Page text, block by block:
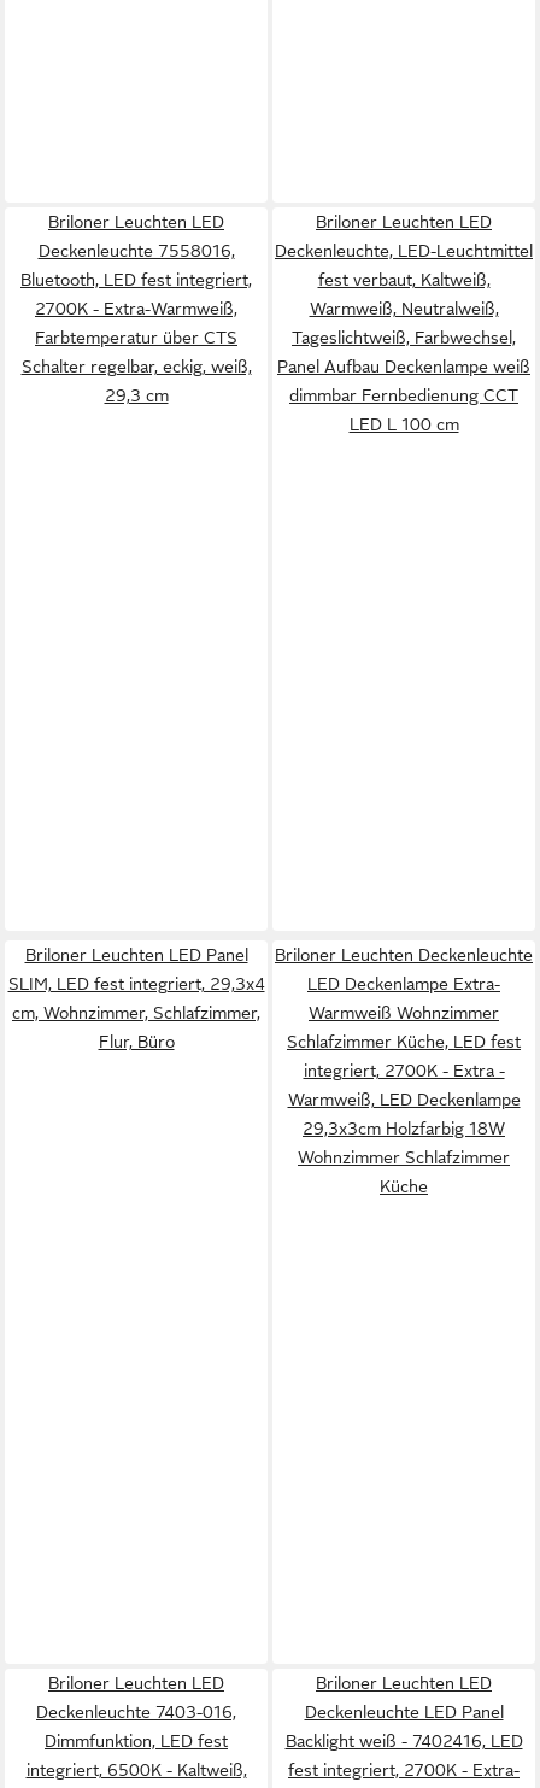
Briloner Leuchten LED
Deckenleuchte 7558016,
Bluetooth, LED fest integriert,
2700K - Extra-Warmweiß,
Farbtemperatur über CTS
Schalter regelbar, eckig, weiß,
29,3 cm
Briloner Leuchten LED
Deckenleuchte, LED-Leuchtmittel
fest verbaut, Kaltweiß,
Warmweiß, Neutralweiß,
Tageslichtweiß, Farbwechsel,
Panel Aufbau Deckenlampe weiß
dimmbar Fernbedienung CCT
LED L 100 cm
Briloner Leuchten LED Panel
SLIM, LED fest integriert, 29,3x4
cm, Wohnzimmer, Schlafzimmer,
Flur, Büro
Briloner Leuchten Deckenleuchte
LED Deckenlampe Extra-
Warmweiß Wohnzimmer
Schlafzimmer Küche, LED fest
integriert, 2700K - Extra -
Warmweiß, LED Deckenlampe
29,3x3cm Holzfarbig 18W
Wohnzimmer Schlafzimmer
Küche
Briloner Leuchten LED
Deckenleuchte 7403-016,
Dimmfunktion, LED fest
integriert, 6500K - Kaltweiß,
Briloner Leuchten LED
Deckenleuchte LED Panel
Backlight weiß - 7402416, LED
fest integriert, 2700K - Extra-